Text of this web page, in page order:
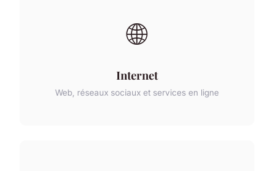
🌐
Internet
Web, réseaux sociaux et services en ligne